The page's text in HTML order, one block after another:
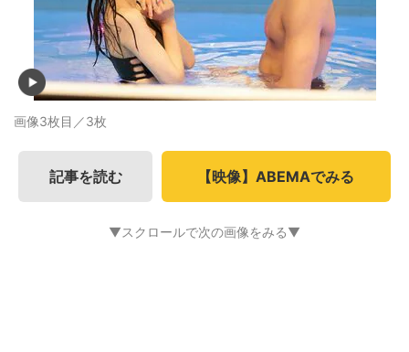
画像3枚目／3枚
記事を読む 【映像】ABEMAでみる
▼スクロールで次の画像をみる▼